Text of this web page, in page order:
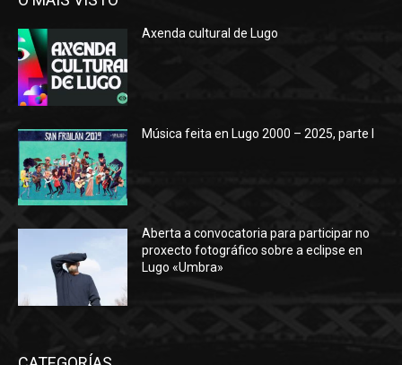
Axenda cultural de Lugo
Música feita en Lugo 2000 – 2025, parte I
Aberta a convocatoria para participar no
proxecto fotográfico sobre a eclipse en
Lugo «Umbra»